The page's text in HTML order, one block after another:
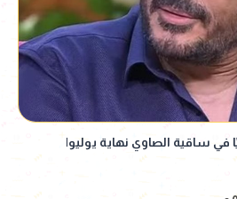
في ساقية الصاوي نهاية يوليو|